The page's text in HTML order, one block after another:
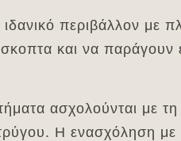
ιδανικό περιβάλλον με
και να παράγουν
ασχολούνται με
Η ενασχόληση με